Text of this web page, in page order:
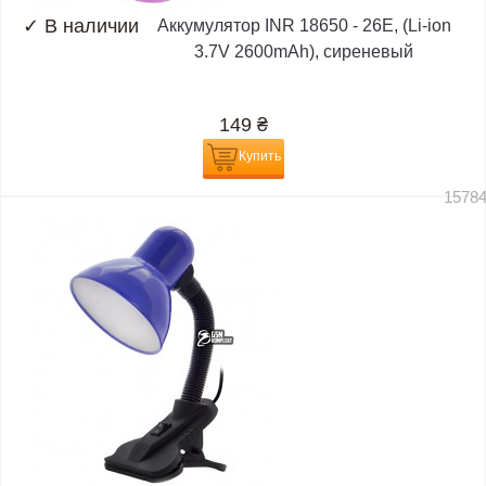
✓ В наличии
Аккумулятор INR 18650 - 26E, (Li-ion
3.7V 2600mAh), сиреневый
149 ₴
Купить